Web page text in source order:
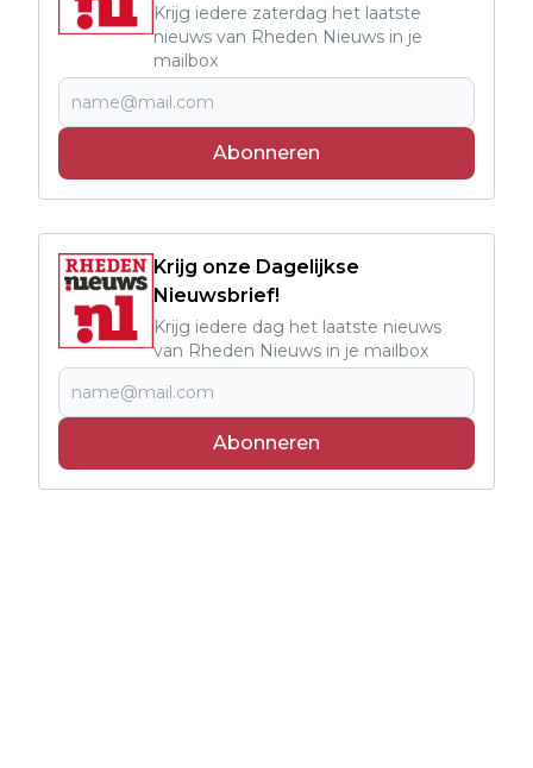
Krijg iedere zaterdag het laatste
nieuws van Rheden Nieuws in je
mailbox
Abonneren
Krijg onze Dagelijkse
Nieuwsbrief!
Krijg iedere dag het laatste nieuws
van Rheden Nieuws in je mailbox
Abonneren